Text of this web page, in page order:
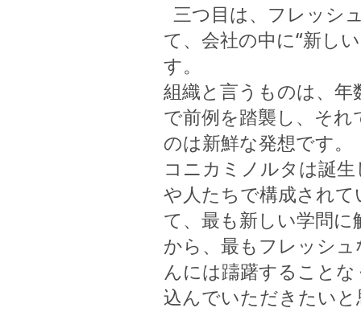
三つ目は、フレッシ
て、会社の中に“新し
す。
組織と言うものは、
で前例を踏襲し、そ
のは新鮮な発想です。
コニカミノルタは誕
や人たちで構成され
て、最も新しい学問
から、最もフレッシ
んには躊躇すること
込んでいただきたい